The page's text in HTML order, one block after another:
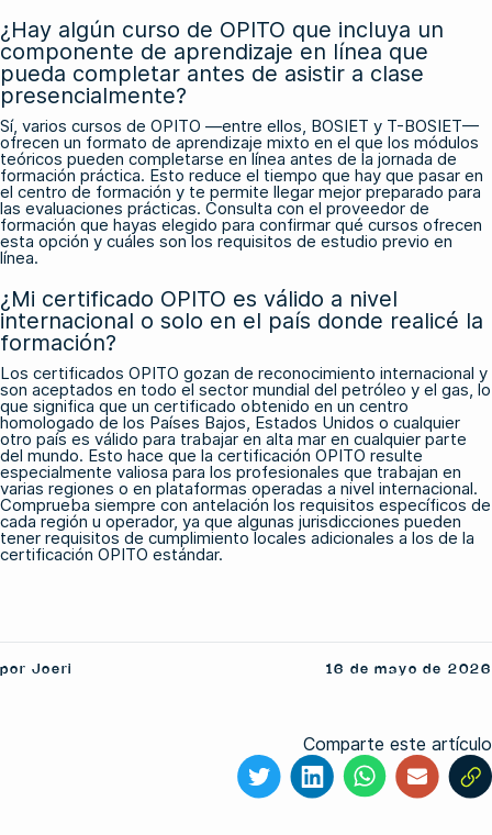
¿Hay algún curso de OPITO que incluya un
componente de aprendizaje en línea que
pueda completar antes de asistir a clase
presencialmente?
Sí, varios cursos de OPITO —entre ellos, BOSIET y T-BOSIET—
ofrecen un formato de aprendizaje mixto en el que los módulos
teóricos pueden completarse en línea antes de la jornada de
formación práctica. Esto reduce el tiempo que hay que pasar en
el centro de formación y te permite llegar mejor preparado para
las evaluaciones prácticas. Consulta con el proveedor de
formación que hayas elegido para confirmar qué cursos ofrecen
esta opción y cuáles son los requisitos de estudio previo en
línea.
¿Mi certificado OPITO es válido a nivel
internacional o solo en el país donde realicé la
formación?
Los certificados OPITO gozan de reconocimiento internacional y
son aceptados en todo el sector mundial del petróleo y el gas, lo
que significa que un certificado obtenido en un centro
homologado de los Países Bajos, Estados Unidos o cualquier
otro país es válido para trabajar en alta mar en cualquier parte
del mundo. Esto hace que la certificación OPITO resulte
especialmente valiosa para los profesionales que trabajan en
varias regiones o en plataformas operadas a nivel internacional.
Comprueba siempre con antelación los requisitos específicos de
cada región u operador, ya que algunas jurisdicciones pueden
tener requisitos de cumplimiento locales adicionales a los de la
certificación OPITO estándar.
por Joeri 16 de mayo de 2026
Comparte este artículo